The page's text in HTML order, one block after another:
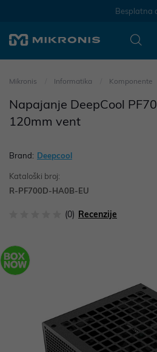
Besplatna
Mikronis Informatika Komponente
Napajanje DeepCool
120mm vent
Brand: Deepcool
Kataloški broj:
R-PF700D-HA0B-EU
(0) Recenzije